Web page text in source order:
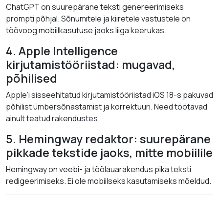
ChatGPT on suurepärane teksti genereerimiseks
prompti põhjal. Sõnumitele ja kiiretele vastustele on
töövoog mobiilkasutuse jaoks liiga keerukas.
4. Apple Intelligence
kirjutamistööriistad: mugavad,
põhilised
Apple’i sisseehitatud kirjutamistööriistad iOS 18-s pakuvad
põhilist ümbersõnastamist ja korrektuuri. Need töötavad
ainult teatud rakendustes.
5. Hemingway redaktor: suurepärane
pikkade tekstide jaoks, mitte mobiilile
Hemingway on veebi- ja töölauarakendus pika teksti
redigeerimiseks. Ei ole mobiilseks kasutamiseks mõeldud.